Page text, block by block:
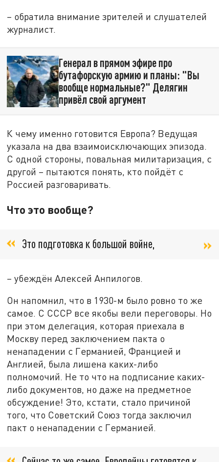
– обратила внимание зрителей и слушателей
журналист.
Генерал в прямом эфире про
бутафорскую армию и планы: "Вы
вообще нормальные?" Делягин
привёл свой аргумент
К чему именно готовится Европа? Ведущая
указала на два взаимоисключающих эпизода.
С одной стороны, повальная милитаризация, с
другой – пытаются понять, кто пойдёт с
Россией разговаривать.
Что это вообще?
Это подготовка к большой войне,
– убеждён Алексей Анпилогов.
Он напомнил, что в 1930-м было ровно то же
самое. С СССР все якобы вели переговоры. Но
при этом делегация, которая приехала в
Москву перед заключением пакта о
ненападении с Германией, Францией и
Англией, была лишена каких-либо
полномочий. Не то что на подписание каких-
либо документов, но даже на предметное
обсуждение! Это, кстати, стало причиной
того, что Советский Союз тогда заключил
пакт о ненападении с Германией.